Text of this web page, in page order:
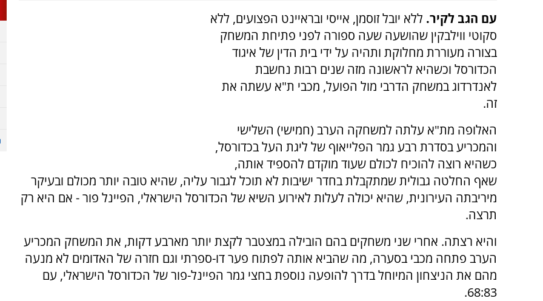
עם הגב לקיר. ללא יובל זוסמן, אייסי ובראיינט הפצועים, ללא
סקוטי ווילבקין שהושעה שעה ספורה לפני פתיחת המשחק
בצורה מעוררת מחלוקת ותהיה על ידי בית הדין של איגוד
הכדורסל וכשהיא לראשונה מזה שנים רבות נחשבת
לאנדרדוג במשחק הדרבי מול הפועל, מכבי ת"א עשתה את
זה.
האלופה מת"א עלתה למשחקה הערב (חמישי) השלישי
והמכריע בסדרת רבע גמר הפלייאוף של ליגת העל בכדורסל,
כשהיא רוצה להוכיח לכולם שעוד מוקדם להספיד אותה,
שאף החלטה גבולית שמתקבלת בחדר ישיבות לא תוכל לגבור עליה, שהיא טובה יותר מכולם ובעיקר
מיריבתה העירונית, שהיא יכולה לעלות לאירוע השיא של הכדורסל הישראלי, הפיינל פור - אם היא רק
תרצה.
והיא רצתה. אחרי שני משחקים בהם הובילה במצטבר לקצת יותר מארבע דקות, את המשחק המכריע
הערב פתחה מכבי בסערה, מה שהביא אותה לפתוח פער דו-ספרתי וגם חזרה של האדומים לא מנעה
מהם את הניצחון המיוחל בדרך להופעה נוספת בחצי גמר הפיינל-פור של הכדורסל הישראלי, עם
68:83.